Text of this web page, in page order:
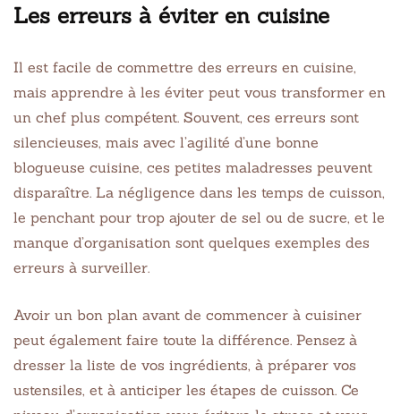
Les erreurs à éviter en cuisine
Il est facile de commettre des erreurs en cuisine,
mais apprendre à les éviter peut vous transformer en
un chef plus compétent. Souvent, ces erreurs sont
silencieuses, mais avec l’agilité d’une bonne
blogueuse cuisine, ces petites maladresses peuvent
disparaître. La négligence dans les temps de cuisson,
le penchant pour trop ajouter de sel ou de sucre, et le
manque d’organisation sont quelques exemples des
erreurs à surveiller.
Avoir un bon plan avant de commencer à cuisiner
peut également faire toute la différence. Pensez à
dresser la liste de vos ingrédients, à préparer vos
ustensiles, et à anticiper les étapes de cuisson. Ce